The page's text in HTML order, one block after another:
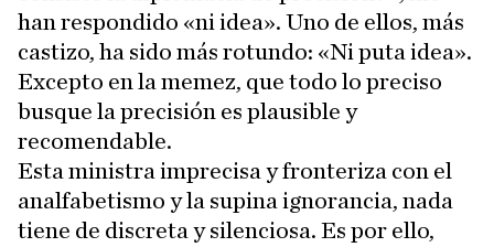
han respondido «ni idea». Uno de ellos, más
castizo, ha sido más rotundo: «Ni puta idea».
Excepto en la memez, que todo lo preciso
busque la precisión es plausible y
recomendable.
Esta ministra imprecisa y fronteriza con el
analfabetismo y la supina ignorancia, nada
tiene de discreta y silenciosa. Es por ello,